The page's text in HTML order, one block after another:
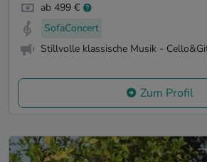
ab 499 €
SofaConcert
Stillvolle klassische Musik -
Zum Profil